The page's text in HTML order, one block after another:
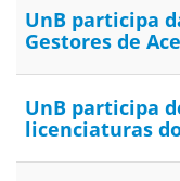
UnB participa
Gestores de
UnB participa
licenciaturas